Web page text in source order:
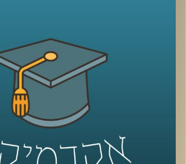
הגבוהה של אמריקאים להצלחה
להתעניינות הרבה והעקבית של
בישראל. מתי הזדהו עם ישראל
פחות? האם יש הבדלי הזדהות
גיל, השכלה, דת, גזע והשתייכות
דמוקרטים)?
קרדיט תמונות:AudioVersity